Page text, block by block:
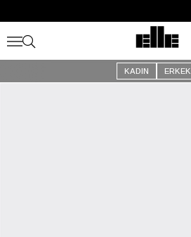
Kargo Ücretsiz!
KADIN ERKEK